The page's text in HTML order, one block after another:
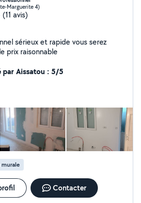
Marguerite 4)
(11 avis)
sérieux et rapide vous serez
prix raisonnable
par Aissatou : 5/5
murale
Contacter